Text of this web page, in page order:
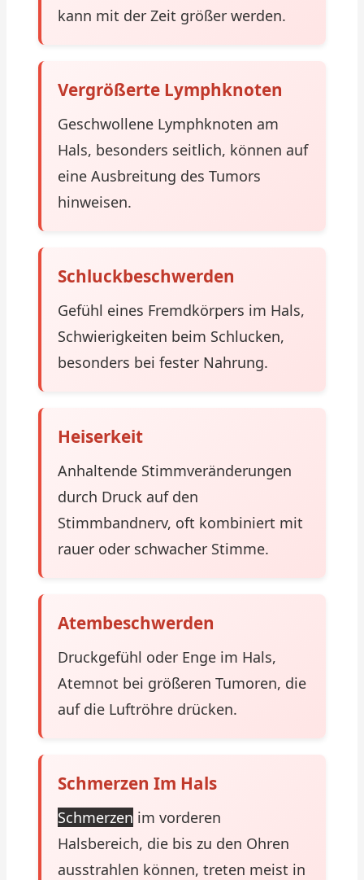
kann mit der Zeit größer werden.
Vergrößerte Lymphknoten
Geschwollene Lymphknoten am
Hals, besonders seitlich, können auf
eine Ausbreitung des Tumors
hinweisen.
Schluckbeschwerden
Gefühl eines Fremdkörpers im Hals,
Schwierigkeiten beim Schlucken,
besonders bei fester Nahrung.
Heiserkeit
Anhaltende Stimmveränderungen
durch Druck auf den
Stimmbandnerv, oft kombiniert mit
rauer oder schwacher Stimme.
Atembeschwerden
Druckgefühl oder Enge im Hals,
Atemnot bei größeren Tumoren, die
auf die Luftröhre drücken.
Schmerzen Im Hals
Schmerzen im vorderen
Halsbereich, die bis zu den Ohren
ausstrahlen können, treten meist in